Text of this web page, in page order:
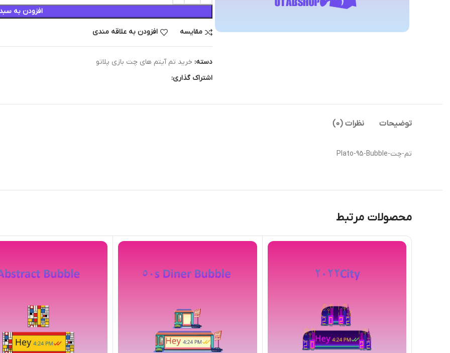
افزودن به
مقایسه افزودن به علاقه مندی
دسته: خرید تم آیتم های چت بازی پلاتو
اشتراک گذاری:
توضیحات نظرات (0)
تم-چت-Plato-95-Bubble
محصولات مرتبط